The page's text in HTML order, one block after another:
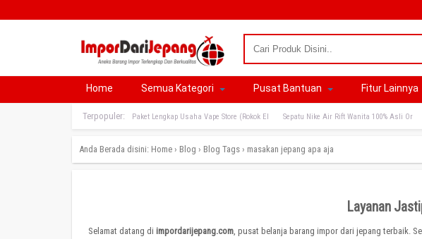
Home Semua Kategori Pusat Bantuan Fitur Lainnya
Terpopuler: Paket Lengkap Usaha Vape Store (Rokok El Sepatu Nike Air Rift Wanita 100% Asli Or
Anda Berada disini: Home › Blog › Blog Tags › masakan jepang apa aja
Layanan
Selamat datang di impordarijepang.com, pusat belanja barang impor dari jepang terbaik.